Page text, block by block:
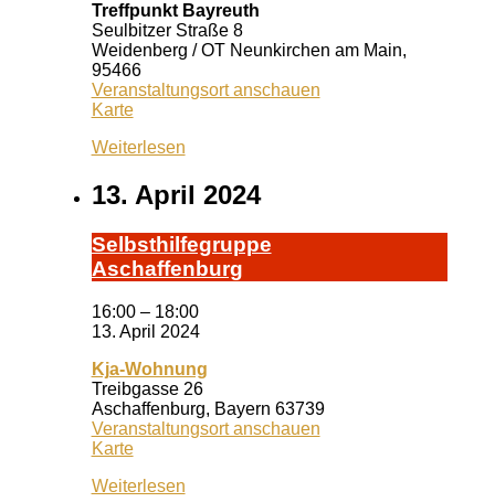
Treffpunkt Bayreuth
Seulbitzer Straße 8
Weidenberg / OT Neunkirchen am Main,
95466
Veranstaltungsort anschauen
KarteTreffpunkt
Weiterlesen
13. April 2024
Selbst­hil­fe­grup­pe
A­schaf­fen­burg
16:00 – 18:00
13. April 2024
Kja-Wohnung
Treibgasse 26
Aschaffenburg, Bayern 63739
Veranstaltungsort anschauen
KarteKja-
Weiterlesen